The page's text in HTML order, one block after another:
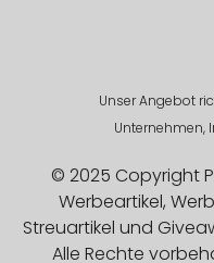
Unser Angebot
Unternehmen,
© 2025 Copyright
Werbeartikel,
Streuartikel und
Alle Rechte